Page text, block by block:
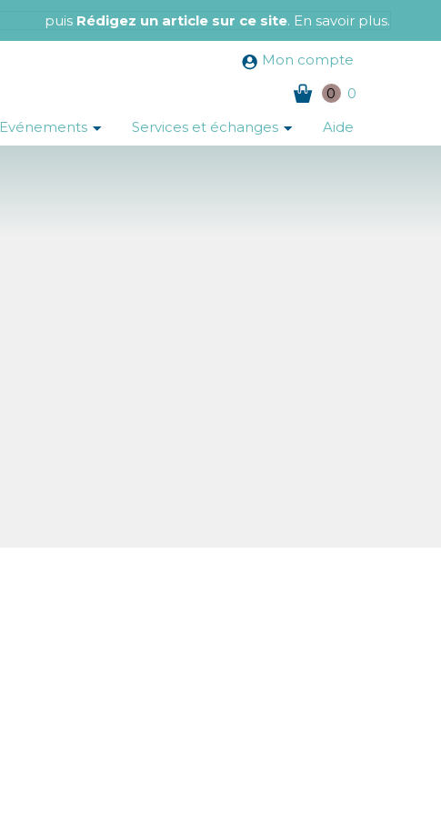
puis Rédigez un article sur ce site. En savoir plus.
Mon compte
0
0
Evénements Services et échanges Aide